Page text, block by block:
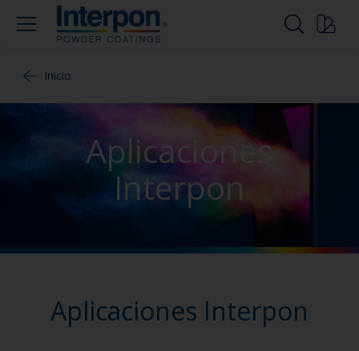
Inicio
Aplicaciones
Interpon
Aplicaciones Interpon